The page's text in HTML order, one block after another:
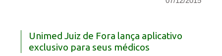
Unimed Juiz de Fora lança aplicativo
exclusivo para seus médicos